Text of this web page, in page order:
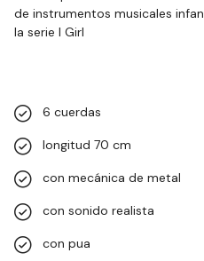
de instrumentos musicales
la serie I Girl
6 cuerdas
longitud 70 cm
con mecánica de metal
con sonido realista
con pua